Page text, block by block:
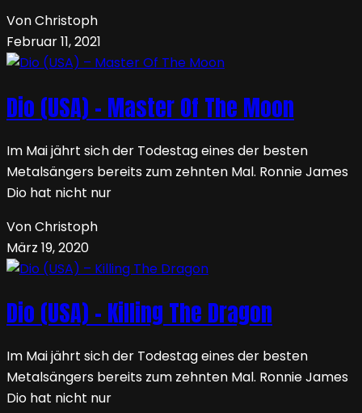
Von Christoph
Februar 11, 2021
Dio (USA) – Master Of The Moon
Im Mai jährt sich der Todestag eines der besten
Metalsängers bereits zum zehnten Mal. Ronnie James
Dio hat nicht nur
Von Christoph
März 19, 2020
Dio (USA) – Killing The Dragon
Im Mai jährt sich der Todestag eines der besten
Metalsängers bereits zum zehnten Mal. Ronnie James
Dio hat nicht nur